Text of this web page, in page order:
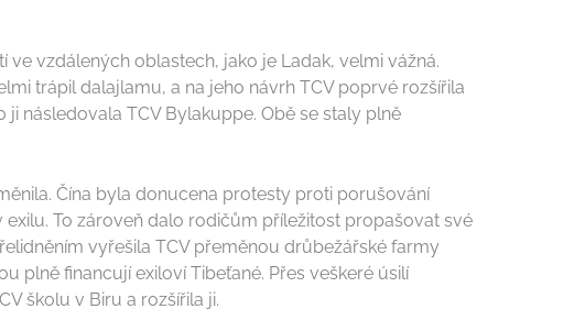
vzdálených oblastech, jako je Ladak, velmi vážná.
trápil dalajlamu, a na jeho návrh TCV poprvé rozšířila
ji následovala TCV Bylakuppe. Obě se staly plně
Čína byla donucena protesty proti porušování
To zároveň dalo rodičům příležitost propašovat své
vyřešila TCV přeměnou drůbežářské farmy
plně financují exiloví Tibeťané. Přes veškeré úsilí
školu v Biru a rozšířila ji.